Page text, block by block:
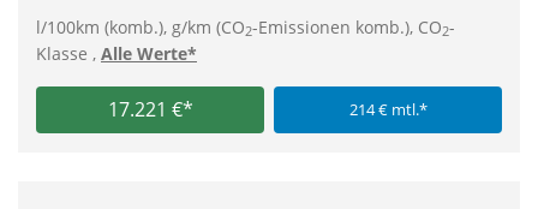
l/100km (komb.), g/km (CO2-Emissionen komb.), CO2-
Klasse , Alle Werte*
17.221 €* 214 € mtl.*